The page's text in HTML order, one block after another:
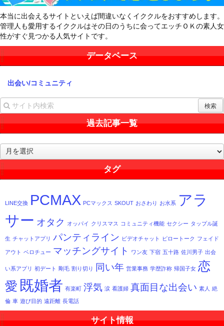
本当に出会えるサイトといえば間違いなくイククルをおすすめします。
管理人も愛用するイククルはその日のうちに会ってエッチＯＫの素人女
性がすぐ見つかる人気サイトです。
データベース
出会い/コミュニティ
過去記事一覧
去
記
事
タグ
LINE交換 PCMAX PCマックス SKOUT おさわり お水系
アラ
サー オタク オッパイ クリスマス コミュニティ機能 セクシー タップル誕
生 チャットアプリ パンティライン ビデオチャット ピロートーク フェイド
アウト ベロチュー マッチングサイト ワン友 下宿 五十路 佐川男子 出会
い系アプリ 初デート 剛毛 割り切り 同い年 営業事務 学歴詐称 帰国子女 恋
愛 既婚者 有楽町 浮気 涙 看護婦 真面目な出会い 素人 絶
倫 車 遊び目的 遠距離 長電話
サイト情報